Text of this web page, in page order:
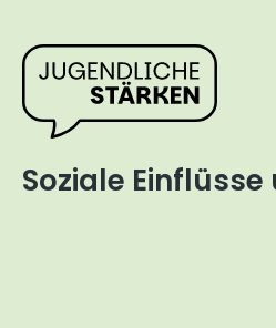
Soziale